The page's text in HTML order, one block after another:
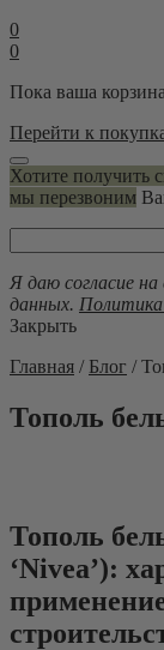
0
0
Пока ваша
Перейти к
Хотите получить
мы перезвоним
Я даю согласие
данных. Политика
Закрыть
Главная / Блог /
Тополь
Тополь
‘Nivea’):